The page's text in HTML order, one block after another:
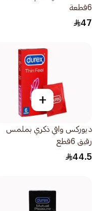
6قطعة
47
+
ديوركس واقي ذكري بملمس
رقيق 6قطع
44.5